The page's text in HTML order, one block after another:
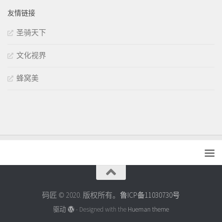
友情链接
圣骑天下
文化视界
蜂窝美
码匠 © 2020. 版权所有。 鲁ICP备11030730号
驱动 - Designed with the Hueman theme